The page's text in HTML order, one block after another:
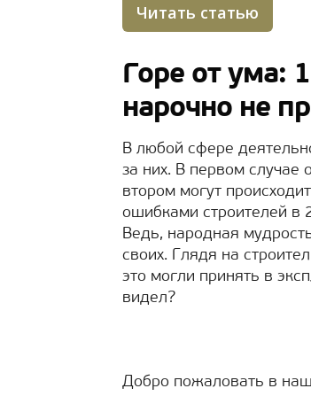
Читать статью
Горе от ума:
нарочно не
В любой сфере
за них. В первом случае
втором могут
ошибками строителей в
Ведь, народная
своих. Глядя на
это могли принять в
видел?
Добро пожаловать в